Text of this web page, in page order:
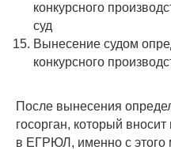
конкурсного
суд
Вынесение судом
конкурсного
После вынесения
госорган, который
в ЕГРЮЛ, именно с этого